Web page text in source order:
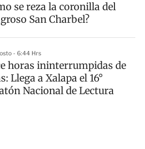
se reza la coronilla del
San Charbel?
- 6:44 Hrs
horas ininterrumpidas de
Llega a Xalapa el 16°
Nacional de Lectura